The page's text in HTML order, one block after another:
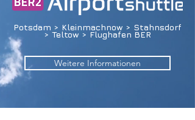
Potsdam > Kleinmachnow > Stahnsdorf
> Teltow > Flughafen BER
Weitere Informationen